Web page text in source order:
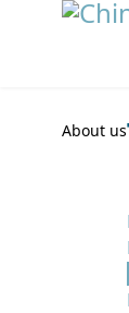
About us